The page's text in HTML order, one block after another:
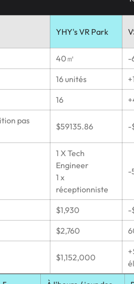
YHY's VR Park
40㎡ -
16 unités
16
pas
$59135.86 -
1 X Tech
Engineer
1 x
réceptionniste
-
$1,930 -
$2,760
$1,152,000